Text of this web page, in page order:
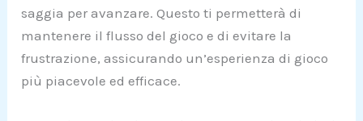
saggia per avanzare. Questo ti permetterà di
mantenere il flusso del gioco e di evitare la
frustrazione, assicurando un’esperienza di gioco
più piacevole ed efficace.